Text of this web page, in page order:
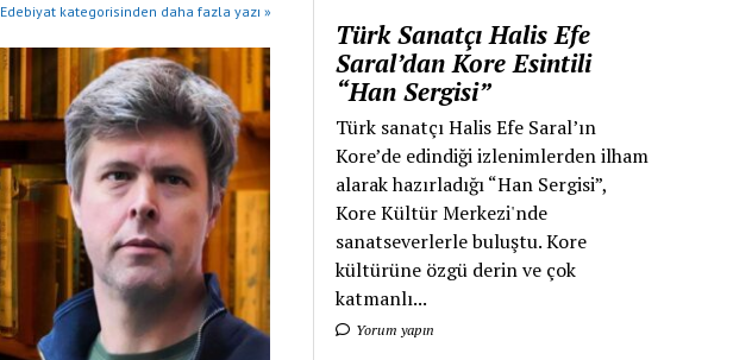
Edebiyat kategorisinden daha fazla yazı »
Türk Sanatçı Halis Efe
Saral’dan Kore Esintili
“Han Sergisi”
Türk sanatçı Halis Efe Saral’ın
Kore’de edindiği izlenimlerden ilham
alarak hazırladığı “Han Sergisi”,
Kore Kültür Merkezi'nde
sanatseverlerle buluştu. Kore
kültürüne özgü derin ve çok
katmanlı...
Yorum yapın